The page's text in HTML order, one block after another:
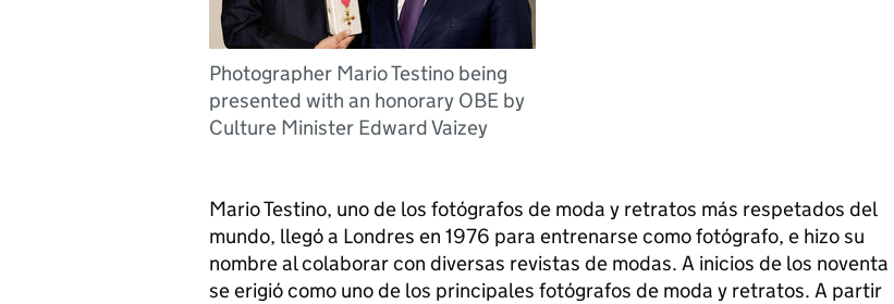
Photographer Mario Testino being
presented with an honorary OBE by
Culture Minister Edward Vaizey
Mario Testino, uno de los fotógrafos de moda y retratos más respetados del
mundo, llegó a Londres en 1976 para entrenarse como fotógrafo, e hizo su
nombre al colaborar con diversas revistas de modas. A inicios de los noventa
se erigió como uno de los principales fotógrafos de moda y retratos. A partir